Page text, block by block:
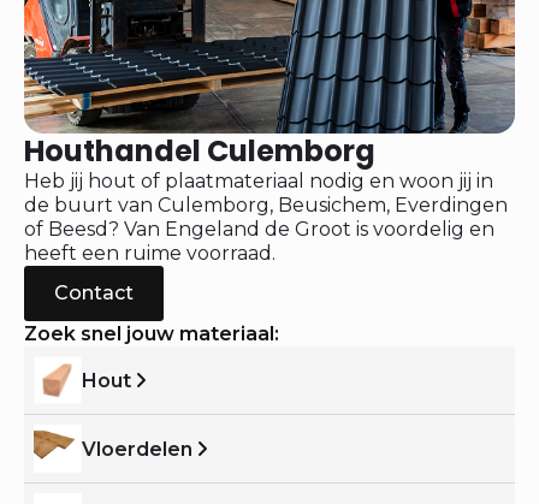
Houthandel Culemborg
Heb jij hout of plaatmateriaal nodig en woon jij in
de buurt van Culemborg, Beusichem, Everdingen
of Beesd? Van Engeland de Groot is voordelig en
heeft een ruime voorraad.
Contact
Zoek snel jouw materiaal:
Hout
Vloerdelen